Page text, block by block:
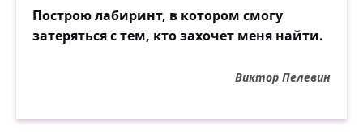
Построю лабиринт, в котором смогу
затеряться с тем, кто захочет меня найти.
Виктор Пелевин